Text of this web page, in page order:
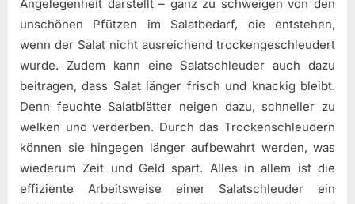
Angelegenheit darstellt – ganz zu schweigen von den
unschönen Pfützen im Salatbedarf, die entstehen,
wenn der Salat nicht ausreichend trockengeschleudert
wurde. Zudem kann eine Salatschleuder auch dazu
beitragen, dass Salat länger frisch und knackig bleibt.
Denn feuchte Salatblätter neigen dazu, schneller zu
welken und verderben. Durch das Trockenschleudern
können sie hingegen länger aufbewahrt werden, was
wiederum Zeit und Geld spart. Alles in allem ist die
effiziente Arbeitsweise einer Salatschleuder ein